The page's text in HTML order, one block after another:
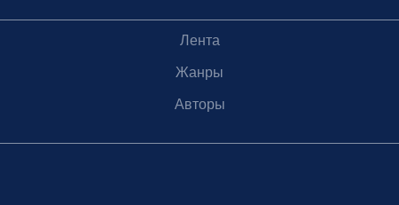
Лента
Жанры
Авторы